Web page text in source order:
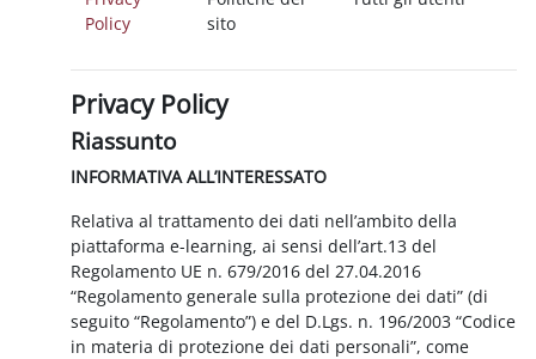
Policy
sito
Privacy Policy
Riassunto
INFORMATIVA ALL’INTERESSATO
Relativa al trattamento dei dati nell’ambito della
piattaforma e-learning, ai sensi dell’art.13 del
Regolamento UE n. 679/2016 del 27.04.2016
“Regolamento generale sulla protezione dei dati” (di
seguito “Regolamento”) e del D.Lgs. n. 196/2003 “Codice
in materia di protezione dei dati personali”, come